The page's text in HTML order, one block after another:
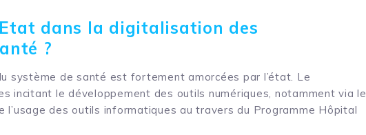
dans la digitalisation des
?
système de santé est fortement amorcées par l’état. Le
incitant le développement des outils numériques, notamment via le
l’usage des outils informatiques au travers du Programme Hôpital